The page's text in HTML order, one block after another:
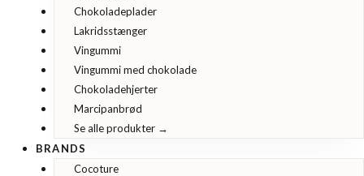
Chokoladeplader
Lakridsstænger
Vingummi
Vingummi med chokolade
Chokoladehjerter
Marcipanbrød
Se alle produkter →
BRANDS
Cocoture